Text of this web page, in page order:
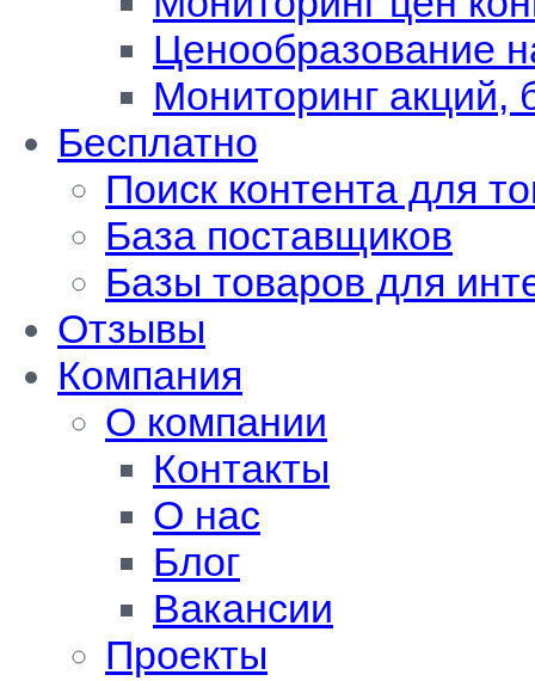
Ценообразование
Мониторинг акций,
Бесплатно
Поиск контента для
База поставщиков
Базы товаров для
Отзывы
Компания
О компании
Контакты
О нас
Блог
Вакансии
Проекты